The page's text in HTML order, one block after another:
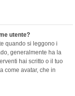
utente?
quando si leggono i
generalmente ha la
hai scritto o il tuo
come avatar, che in